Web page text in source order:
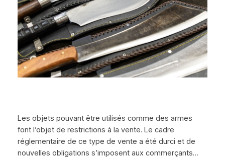
Les objets pouvant être utilisés comme des armes
font l’objet de restrictions à la vente. Le cadre
réglementaire de ce type de vente a été durci et de
nouvelles obligations s’imposent aux commerçants…